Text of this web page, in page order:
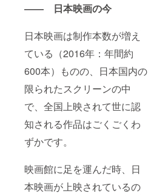
―― 日本映画の今
日本映画は制作本数が増え
ている（2016年：年間約
600本）ものの、日本国内の
限られたスクリーンの中
で、全国上映されて世に認
知される作品はごくごくわ
ずかです。
映画館に足を運んだ時、日
本映画が上映されているの